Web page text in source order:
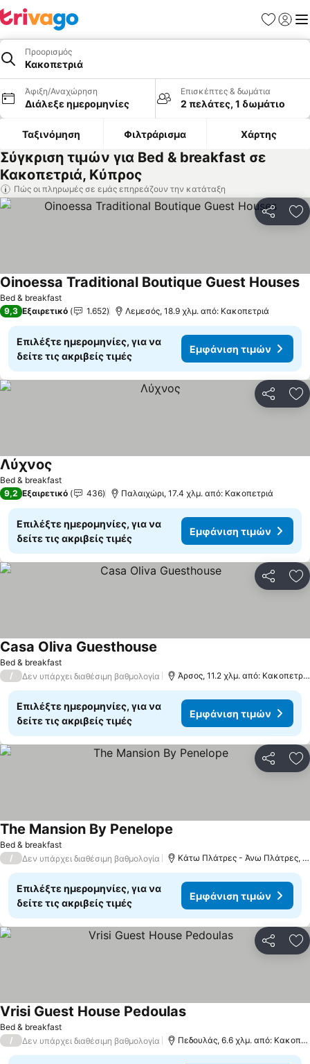
Προορισμός
Κακοπετριά
Άφιξη/Αναχώρηση
Διάλεξε ημερομηνίες
Επισκέπτες & δωμάτια
2 πελάτες, 1 δωμάτιο
Ταξινόμηση Φιλτράρισμα Χάρτης
Σύγκριση τιμών για Bed & breakfast σε
Κακοπετριά, Κύπρος
Πώς οι πληρωμές σε εμάς επηρεάζουν την κατάταξη
Bed & breakfast
Oinoessa Traditional Boutique Guest Houses
9,3 Εξαιρετικό 1.652 Λεμεσός, 18.9 χλμ. από: Κακοπετριά
Επιλέξτε ημερομηνίες, για να
δείτε τις ακριβείς τιμές
Εμφάνιση τιμών
Bed & breakfast
Λύχνος
9,2 Εξαιρετικό 436 Παλαιχώρι, 17.4 χλμ. από: Κακοπετριά
Επιλέξτε ημερομηνίες, για να
δείτε τις ακριβείς τιμές
Εμφάνιση τιμών
Bed & breakfast
Casa Oliva Guesthouse
/ Δεν υπάρχει διαθέσιμη βαθμολογία Άρσος, 11.2 χλμ. από: Κακοπετριά
Επιλέξτε ημερομηνίες, για να
δείτε τις ακριβείς τιμές
Εμφάνιση τιμών
Bed & breakfast
The Mansion By Penelope
/ Δεν υπάρχει διαθέσιμη βαθμολογία Κάτω Πλάτρες - Άνω Πλάτρες, 17.1 χλμ. από: Κακοπετριά
Επιλέξτε ημερομηνίες, για να
δείτε τις ακριβείς τιμές
Εμφάνιση τιμών
Bed & breakfast
Vrisi Guest House Pedoulas
/ Δεν υπάρχει διαθέσιμη βαθμολογία Πεδουλάς, 6.6 χλμ. από: Κακοπετριά